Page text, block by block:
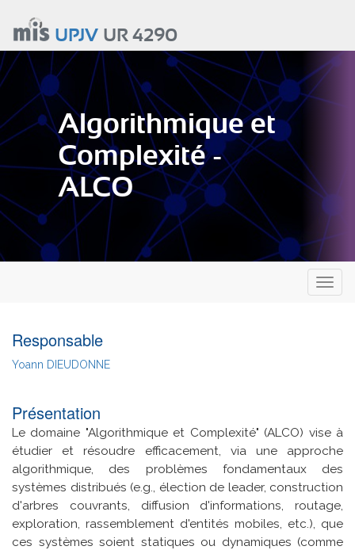
contenu
principal
UPJVUR 4290
Algorithmique et
Complexité -
ALCO
Responsable
Yoann DIEUDONNE
Présentation
Le domaine "Algorithmique et Complexité" (ALCO) vise à
étudier et résoudre efficacement, via une approche
algorithmique, des problèmes fondamentaux des
systèmes distribués (e.g., élection de leader, construction
d'arbres couvrants, diffusion d'informations, routage,
exploration, rassemblement d'entités mobiles, etc.), que
ces systèmes soient statiques ou dynamiques (comme